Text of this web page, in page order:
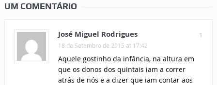
UM COMENTÁRIO
1
José Miguel Rodrigues
18 de Setembro de 2015 at 17:42
Aquele gostinho da infância, na altura em
que os donos dos quintais iam a correr
atrás de nós e a dizer que iam contar aos